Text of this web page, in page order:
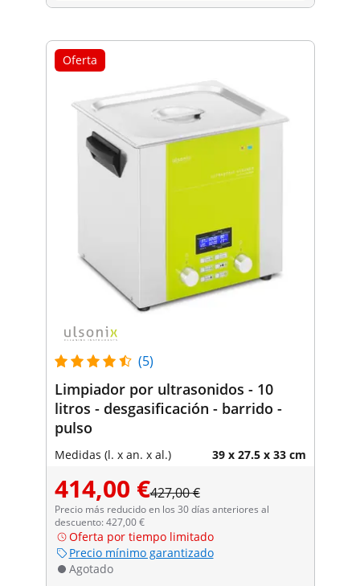
Oferta
(5)
Limpiador por ultrasonidos - 10
litros - desgasificación - barrido -
pulso
Medidas (l. x an. x al.) 39 x 27.5 x 33 cm
414,00 €427,00 €
Precio más reducido en los 30 días anteriores al
descuento: 427,00 €
Oferta por tiempo limitado
Precio mínimo garantizado
Agotado